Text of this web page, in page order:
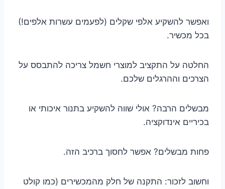
ואפשר להשקיע אלפי שקלים (לפעמים עשרות אלפים!)
בכל מכשיר.
החלטה על התקציב למוצרי חשמל צריכה להתבסס על
הצרכים וההרגלים שלכם.
מבשלים הרבה? אולי שווה להשקיע בתנור איכותי או
בכיריים אינדוקציה.
פחות מבשלים? אפשר לחסוך ברכיב הזה.
וחשוב לזכור: התקנה של חלק מהמכשירים (כמו קולט